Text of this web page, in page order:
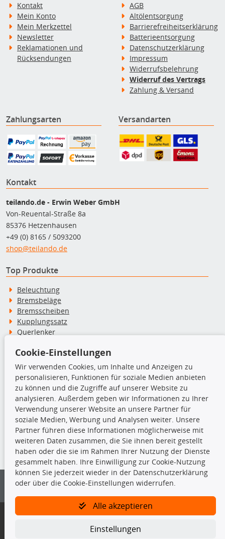
Kontakt
Mein Konto
Mein Merkzettel
Newsletter
Reklamationen und
Rücksendungen
AGB
Altölentsorgung
Barrierefreiheitserklärung
Batterieentsorgung
Datenschutzerklärung
Impressum
Widerrufsbelehrung
Widerruf des Vertrags
Zahlung & Versand
Zahlungsarten Versandarten
Kontakt
teilando.de - Erwin Weber GmbH
Von-Reuental-Straße 8a
85376 Hetzenhausen
+49 (0) 8165 / 5093200
shop@teilando.de
Top Produkte
Beleuchtung
Bremsbeläge
Bremsscheiben
Kupplungssatz
Querlenker
Stoßdämpfer
TecDoc Inside
Die hier angezeigten Daten insbesondere die gesamte Datenbank dürfen
nicht kopiert werden.
Es ist zu unterlassen, die Daten oder die gesamte Datenbank ohne
vorherige Zustimmung von TecDoc zu vervielfältigen, zu verbreiten
und/oder diese Handlungen durch Dritte ausführen zu lassen. Ein
Bitte prüfen Sie, ob das über unseren Onlineshop identifizierte Ersatzteil
Gegebenenfalls sind ergänzende Informationen notwendig, um
Cookie-Einstellungen
Wir verwenden Cookies, um Inhalte und Anzeigen zu
personalisieren, Funktionen für soziale Medien anbieten
zu können und die Zugriffe auf unserer Website zu
analysieren. Außerdem geben wir Informationen zu Ihrer
Verwendung unserer Website an unsere Partner für
soziale Medien, Werbung und Analysen weiter. Unsere
Partner führen diese Informationen möglicherweise mit
weiteren Daten zusammen, die Sie ihnen bereit gestellt
haben oder die sie im Rahmen Ihrer Nutzung der Dienste
gesammelt haben. Ihre Einwilligung zur Cookie-Nutzung
können Sie jederzeit wieder in der Datenschutzerklärung
oder über die Cookie-Einstellungen widerrufen.
Alle akzeptieren
Einstellungen